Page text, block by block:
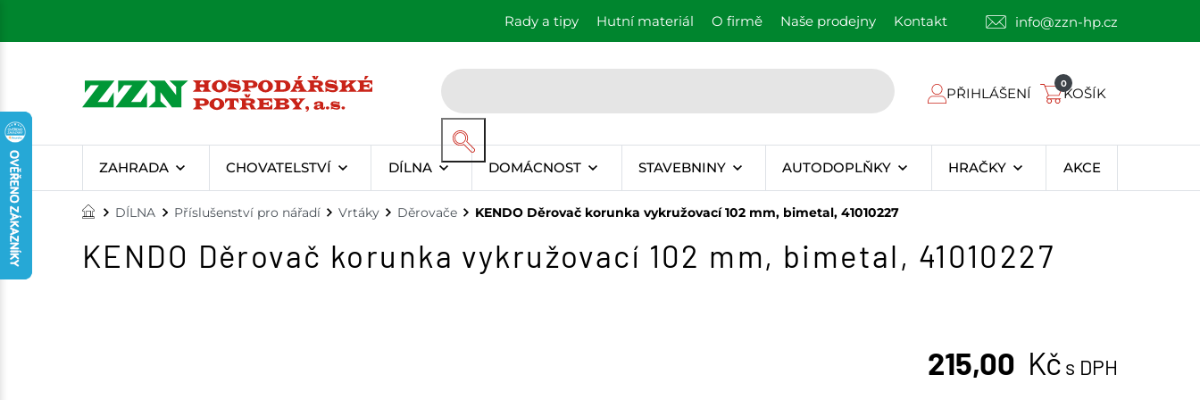
Rady a tipy Hutní materiál O firmě Naše prodejny Kontakt info@zzn-hp.cz
PŘIHLÁŠENÍ
0
KOŠÍK
ZAHRADA CHOVATELSTVÍ DÍLNA DOMÁCNOST STAVEBNINY AUTODOPLŇKY HRAČKY AKCE
DÍLNA Příslušenství pro nářadí Vrtáky Děrovače KENDO Děrovač korunka vykružovací 102 mm, bimetal, 41010227
KENDO Děrovač korunka vykružovací 102 mm, bimetal, 41010227
215,00 Kč s DPH